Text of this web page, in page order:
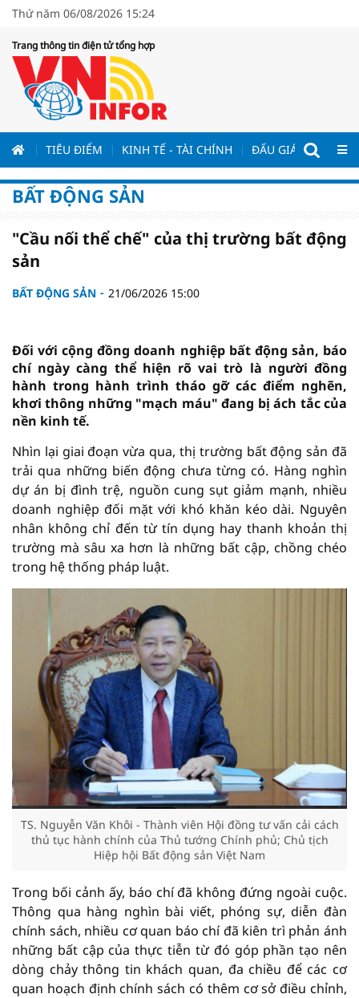
Thứ năm 06/08/2026 15:24
Trang thông tin điện tử tổng hợp
TIÊU ĐIỂM KINH TẾ - TÀI CHÍNH ĐẤU GIÁ - ĐẤU
BẤT ĐỘNG SẢN
"Cầu nối thể chế" của thị trường bất động
sản
BẤT ĐỘNG SẢN 21/06/2026 15:00
Đối với cộng đồng doanh nghiệp bất động sản, báo
chí ngày càng thể hiện rõ vai trò là người đồng
hành trong hành trình tháo gỡ các điểm nghẽn,
khơi thông những "mạch máu" đang bị ách tắc của
nền kinh tế.
Nhìn lại giai đoạn vừa qua, thị trường bất động sản đã
trải qua những biến động chưa từng có. Hàng nghìn
dự án bị đình trệ, nguồn cung sụt giảm mạnh, nhiều
doanh nghiệp đối mặt với khó khăn kéo dài. Nguyên
nhân không chỉ đến từ tín dụng hay thanh khoản thị
trường mà sâu xa hơn là những bất cập, chồng chéo
trong hệ thống pháp luật.
TS. Nguyễn Văn Khôi - Thành viên Hội đồng tư vấn cải cách
thủ tục hành chính của Thủ tướng Chính phủ; Chủ tịch
Hiệp hội Bất động sản Việt Nam
Trong bối cảnh ấy, báo chí đã không đứng ngoài cuộc.
Thông qua hàng nghìn bài viết, phóng sự, diễn đàn
chính sách, nhiều cơ quan báo chí đã kiên trì phản ánh
những bất cập của thực tiễn từ đó góp phần tạo nên
dòng chảy thông tin khách quan, đa chiều để các cơ
quan hoạch định chính sách có thêm cơ sở điều chỉnh,